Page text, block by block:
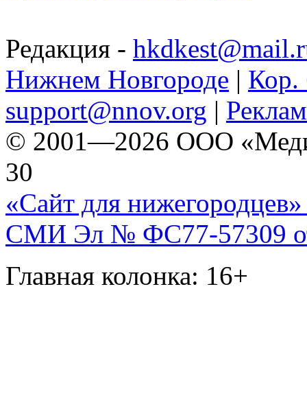
Редакция -
Нижнем Новгороде | Кор.
support@nnov.org |
© 2001—2026 ООО
30
«Сайт для нижегородцев»
СМИ Эл № ФС77-57309
Главная колонка: 16+